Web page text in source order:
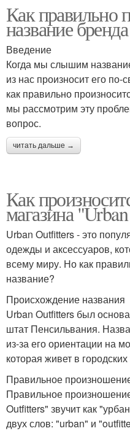
Как правильно
название
Введение
Когда мы слышим
из нас произносит его
как правильно
мы рассмотрим эту
вопрос.
читать дальше →
Как
магазина
Urban Outfitters - это
одежды и аксессуаров,
всему миру. Но как
название?
Происхождение названия
Urban Outfitters был
штат Пенсильвания.
из-за его ориентации на
которая живет в
Правильное
Правильное
Outfitters" звучит как
двух слов: "urban" и